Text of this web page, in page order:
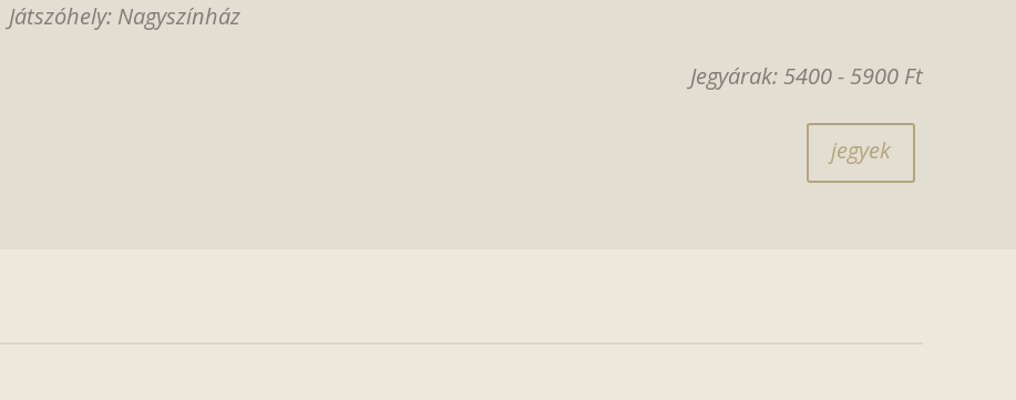
Játszóhely: Nagyszínház
Jegyárak: 5400 - 5900 Ft
jegyek